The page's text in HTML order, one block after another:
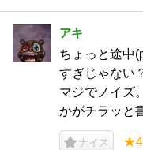
アキ
ちょっと途中
すぎじゃない
マジでノイズ
かがチラッと
ナイス ★4